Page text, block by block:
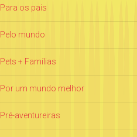
Para os pais
Pelo mundo
Pets + Famílias
Por um mundo melhor
Pré-aventureiras